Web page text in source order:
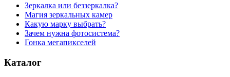
Зеркалка или беззеркалка?
Магия зеркальных камер
Какую марку выбрать?
Зачем нужна фотосистема?
Гонка мегапикселей
Каталог